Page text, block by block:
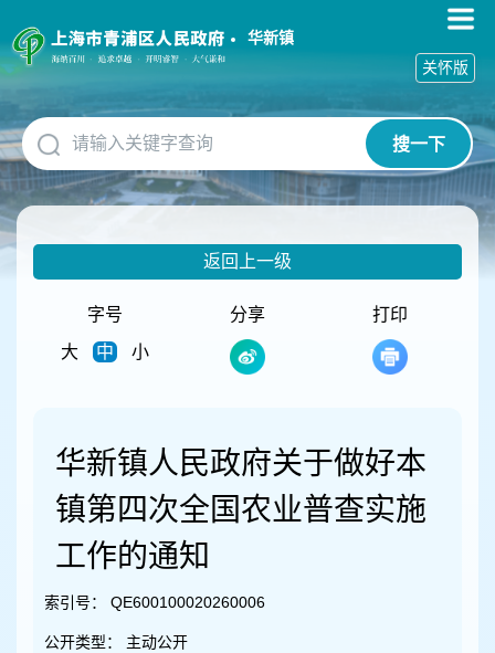
障
碍
作
说
明
跳
到
网
华新镇
搜一下
关怀版
返回上一级
字号
大
中 小
分享 打印
华新镇人民政府关于做好本
镇第四次全国农业普查实施
工作的通知
索引号： QE600100020260006
公开类型： 主动公开